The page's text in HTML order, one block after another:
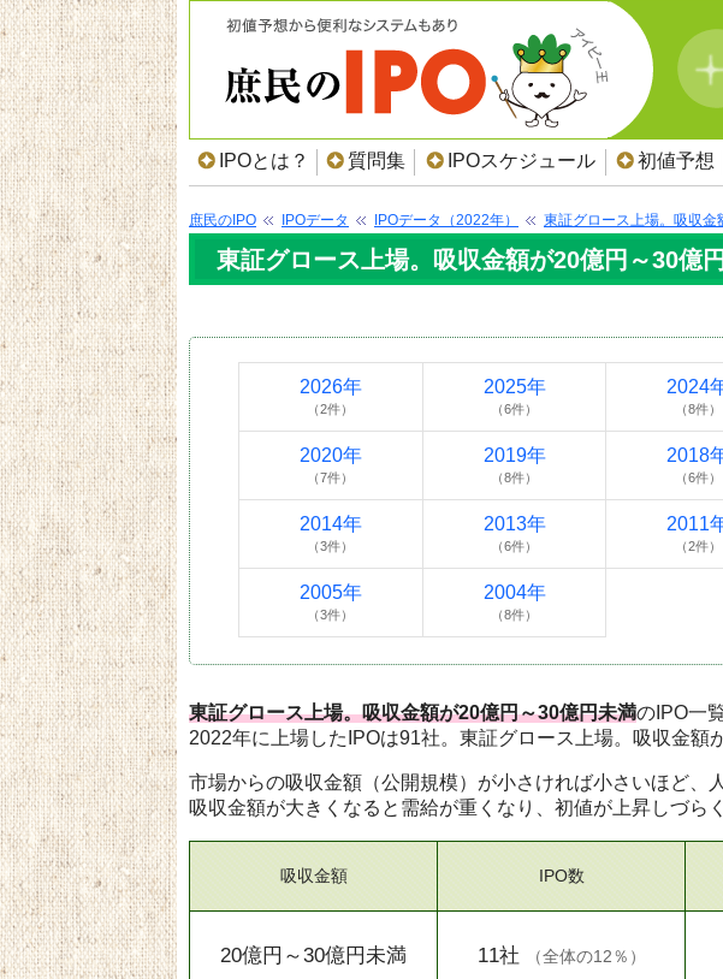
IPOとは？ 質問集 IPOスケジュール 初値予想
庶民のIPO IPOデータ IPOデータ（2022年） 東証グロース上場。吸収金
東証グロース上場。吸収金額が20億円～30億
2026年
（2件）
2025年
（6件）
2024
（8件）
2020年
（7件）
2019年
（8件）
2018
（6件）
2014年
（3件）
2013年
（6件）
2011
（2件）
2005年
（3件）
2004年
（8件）
東証グロース上場。吸収金額が20億円～30億円未満のIPO一
2022年に上場したIPOは91社。東証グロース上場。吸収金額
市場からの吸収金額（公開規模）が小さければ小さいほど、
吸収金額が大きくなると需給が重くなり、初値が上昇しづら
吸収金額
20億円～30億円未満
IPO数
11社 （全体の12％ ）